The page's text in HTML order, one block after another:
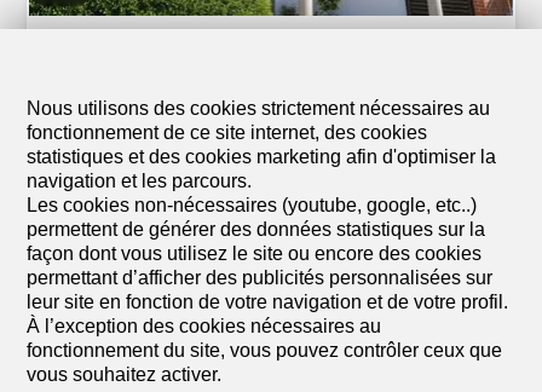
Gentilino - 207 m²
CHF 1'750'000.-CHF 8'454.-/m²
Via Al Sapell, 6925 Gentilino
3ème étage
A convenir
Gentilino – maison charmante avec grand jardin
Gentilino – charmante maison avec grand jardin Nous
vous proposons à Gentilino une charmante maison dont
l’architecture se distingue par ses formes géométriques
uniques. La propriété se développe sur trois étages et est
divisée comme suit: au rez-de-chaussée, un grand hall
Nous utilisons des cookies strictement nécessaires au
fonctionnement de ce site internet, des cookies
statistiques et des cookies marketing afin d'optimiser la
navigation et les parcours.
Les cookies non-nécessaires (youtube, google, etc..)
permettent de générer des données statistiques sur la
façon dont vous utilisez le site ou encore des cookies
permettant d’afficher des publicités personnalisées sur
leur site en fonction de votre navigation et de votre profil.
À l’exception des cookies nécessaires au
fonctionnement du site, vous pouvez contrôler ceux que
vous souhaitez activer.